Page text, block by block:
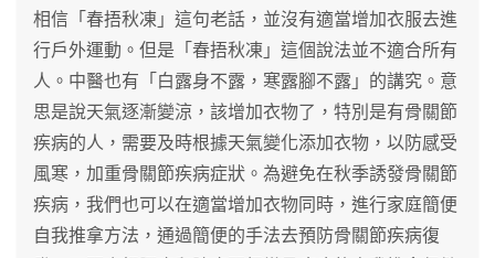
相信「春捂秋凍」這句老話，並沒有適當增加衣服去進
行戶外運動。但是「春捂秋凍」這個說法並不適合所有
人。中醫也有「白露身不露，寒露腳不露」的講究。意
思是說天氣逐漸變涼，該增加衣物了，特別是有骨關節
疾病的人，需要及時根據天氣變化添加衣物，以防感受
風寒，加重骨關節疾病症狀。為避免在秋季誘發骨關節
疾病，我們也可以在適當增加衣物同時，進行家庭簡便
自我推拿方法，通過簡便的手法去預防骨關節疾病復